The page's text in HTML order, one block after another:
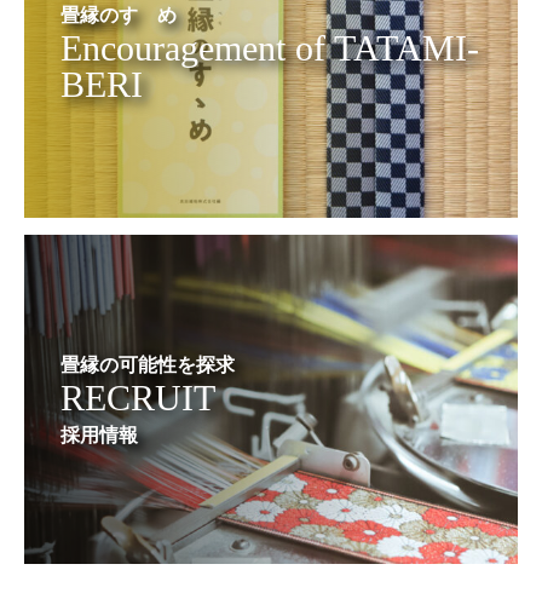
畳縁のすゝめ
Encouragement of TATAMI-
BERI
畳縁の可能性を探求
RECRUIT
採用情報